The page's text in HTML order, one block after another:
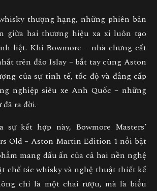
thượng hạng, những phiên bản
giữa hai thương hiệu xa xỉ luôn tạo
liệt. Khi Bowmore – nhà chưng cất
trên đảo Islay – bắt tay cùng Aston
của sự tinh tế, tốc độ và đẳng cấp
nghiệp siêu xe Anh Quốc – những
ra đời.
sự kết hợp này, Bowmore Masters’
Old – Aston Martin Edition 1 nổi bật
mang dấu ấn của cả hai nền nghệ
chế tác whisky và nghệ thuật thiết kế
chỉ là một chai rượu, mà là biểu